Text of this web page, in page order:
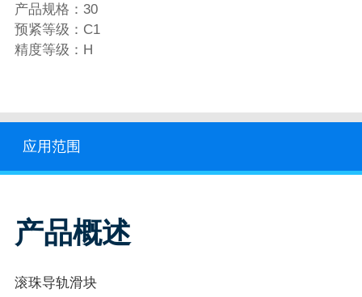
产品规格：30
预紧等级：C1
精度等级：H
应用范围
产品概述
滚珠导轨滑块